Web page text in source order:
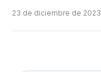
23 de diciembre de 2023